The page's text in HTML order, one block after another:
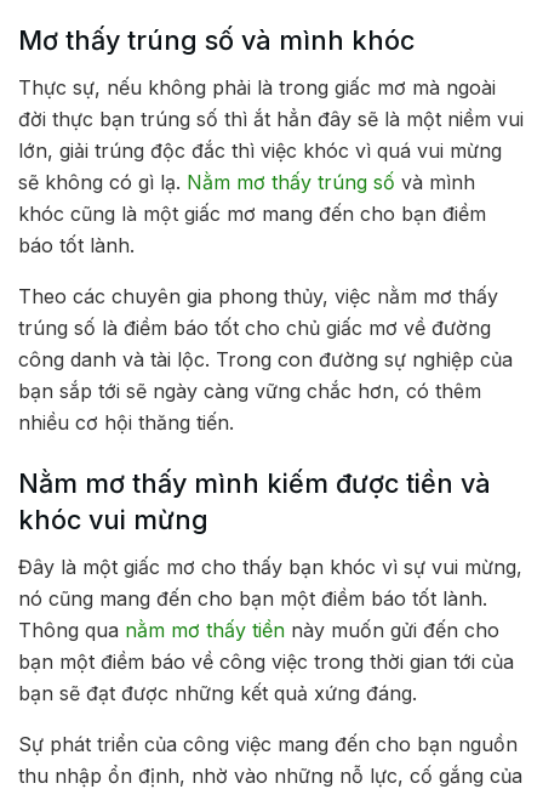
Mơ thấy trúng số và mình khóc
Thực sự, nếu không phải là trong giấc mơ mà ngoài
đời thực bạn trúng số thì ắt hẳn đây sẽ là một niềm vui
lớn, giải trúng độc đắc thì việc khóc vì quá vui mừng
sẽ không có gì lạ. Nằm mơ thấy trúng số và mình
khóc cũng là một giấc mơ mang đến cho bạn điềm
báo tốt lành.
Theo các chuyên gia phong thủy, việc nằm mơ thấy
trúng số là điềm báo tốt cho chủ giấc mơ về đường
công danh và tài lộc. Trong con đường sự nghiệp của
bạn sắp tới sẽ ngày càng vững chắc hơn, có thêm
nhiều cơ hội thăng tiến.
Nằm mơ thấy mình kiếm được tiền và
khóc vui mừng
Đây là một giấc mơ cho thấy bạn khóc vì sự vui mừng,
nó cũng mang đến cho bạn một điềm báo tốt lành.
Thông qua nằm mơ thấy tiền này muốn gửi đến cho
bạn một điềm báo về công việc trong thời gian tới của
bạn sẽ đạt được những kết quả xứng đáng.
Sự phát triển của công việc mang đến cho bạn nguồn
thu nhập ổn định, nhờ vào những nỗ lực, cố gắng của